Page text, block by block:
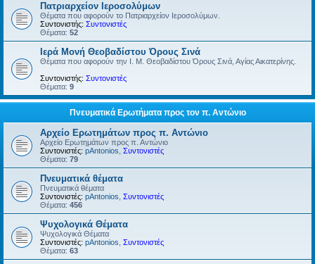
Πατριαρχείον Ιεροσολύμων
Θέματα που αφορούν το Πατριαρχείον Ιεροσολύμων.
Συντονιστής: Συντονιστές
Θέματα: 52
Ιερά Μονή Θεοβαδίστου Όρους Σινά
Θέματα που αφορούν την Ι. Μ. Θεοβαδίστου Όρους Σινά, Αγίας Αικατερίνης.
Συντονιστής: Συντονιστές
Θέματα: 9
Πνευματικά Ερωτήματα προς τον π. Αντώνιο
Αρχείο Ερωτημάτων προς π. Αντώνιο
Αρχείο Ερωτημάτων προς π. Αντώνιο
Συντονιστές: pAntonios Συντονιστές
Θέματα: 79
Πνευματικά θέματα
Πνευματικά θέματα
Συντονιστές: pAntonios Συντονιστές
Θέματα: 456
Ψυχολογικά Θέματα
Ψυχολογικά Θέματα
Συντονιστές: pAntonios Συντονιστές
Θέματα: 63